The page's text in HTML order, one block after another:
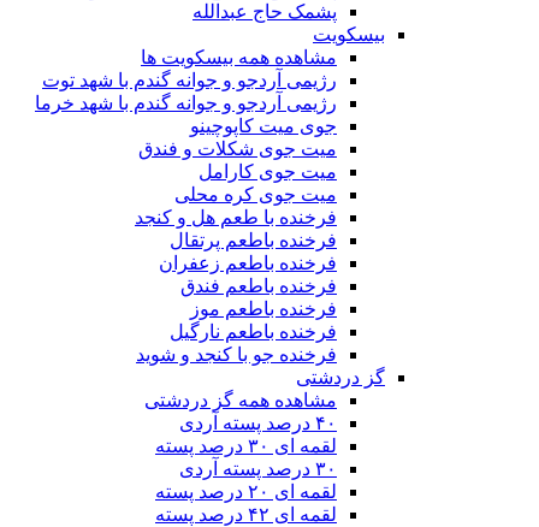
پشمک حاج عبدالله
بیسکویت
مشاهده همه بیسکویت ها
رژیمی آردجو و جوانه گندم با شهد توت
رژیمی آردجو و جوانه گندم با شهد خرما
جوی میت کاپوچینو
میت جوی شکلات و فندق
میت جوی کارامل
میت جوی کره محلی
فرخنده با طعم هل و کنجد
فرخنده باطعم پرتقال
فرخنده باطعم زعفران
فرخنده باطعم فندق
فرخنده باطعم موز
فرخنده باطعم نارگیل
فرخنده جو با کنجد و شوید
گز دردشتی
مشاهده همه گز دردشتی
۴۰ درصد پسته آردی
لقمه ای ۳۰ درصد پسته
۳۰ درصد پسته آردی
لقمه ای ۲۰ درصد پسته
لقمه ای ۴۲ درصد پسته